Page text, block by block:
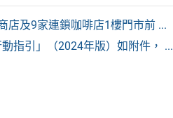
店及9家連鎖咖啡店1樓門市前 ...
指引」（2024年版）如附件， ...